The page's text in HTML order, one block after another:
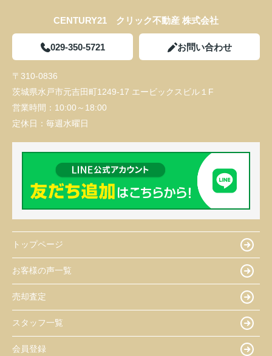
CENTURY21 クリック不動産 株式会社
029-350-5721 お問い合わせ
〒310-0836
茨城県水戸市元吉田町1249-17 エービックスビル１F
営業時間： 10:00～18:00
定休日： 毎週水曜日
トップページ
お客様の声一覧
売却査定
スタッフ一覧
会員登録